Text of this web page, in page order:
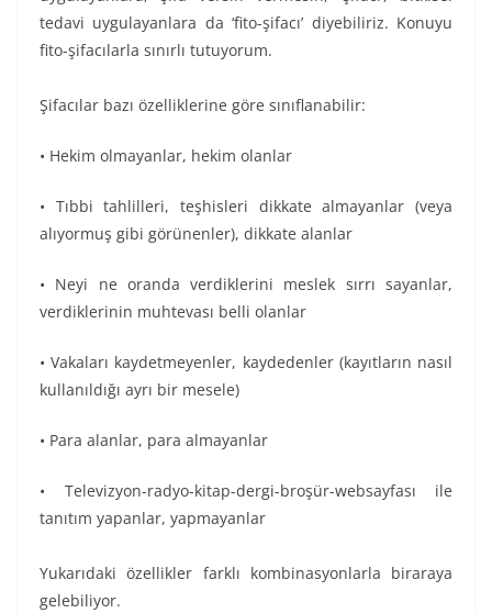
tedavi uygulayanlara da ‘fito-şifacı’ diyebiliriz. Konuyu
fito-şifacılarla sınırlı tutuyorum.
Şifacılar bazı özelliklerine göre sınıflanabilir:
• Hekim olmayanlar, hekim olanlar
• Tıbbi tahlilleri, teşhisleri dikkate almayanlar (veya
alıyormuş gibi görünenler), dikkate alanlar
• Neyi ne oranda verdiklerini meslek sırrı sayanlar,
verdiklerinin muhtevası belli olanlar
• Vakaları kaydetmeyenler, kaydedenler (kayıtların nasıl
kullanıldığı ayrı bir mesele)
• Para alanlar, para almayanlar
• Televizyon-radyo-kitap-dergi-broşür-websayfası ile
tanıtım yapanlar, yapmayanlar
Yukarıdaki özellikler farklı kombinasyonlarla biraraya
gelebiliyor.